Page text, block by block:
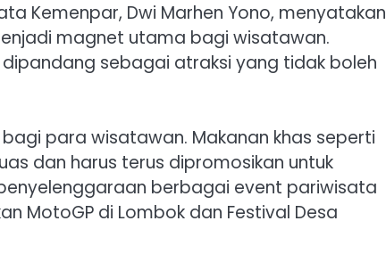
Kemenpar, Dwi Marhen Yono, menyatakan
magnet utama bagi wisatawan.
sebagai atraksi yang tidak boleh
para wisatawan. Makanan khas seperti
dan harus terus dipromosikan untuk
berbagai event pariwisata
MotoGP di Lombok dan Festival Desa